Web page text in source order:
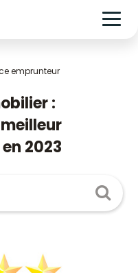
emprunteur
2023